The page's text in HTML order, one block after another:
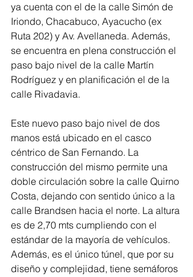
ya cuenta con el de la calle Simón de
Iriondo, Chacabuco, Ayacucho (ex
Ruta 202) y Av. Avellaneda. Además,
se encuentra en plena construcción el
paso bajo nivel de la calle Martín
Rodríguez y en planificación el de la
calle Rivadavia.
Este nuevo paso bajo nivel de dos
manos está ubicado en el casco
céntrico de San Fernando. La
construcción del mismo permite una
doble circulación sobre la calle Quirno
Costa, dejando con sentido único a la
calle Brandsen hacia el norte. La altura
es de 2,70 mts cumpliendo con el
estándar de la mayoría de vehículos.
Además, es el único túnel, que por su
diseño y complejidad, tiene semáforos